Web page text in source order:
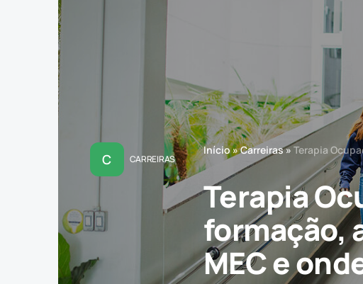
C CARREIRAS
Início»Carreiras»Terapia
Terapia
formação,
MEC e